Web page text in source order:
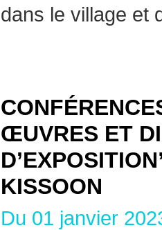
dans le village et
ŒUVRES ET
KISSOON
Du 01 janvier